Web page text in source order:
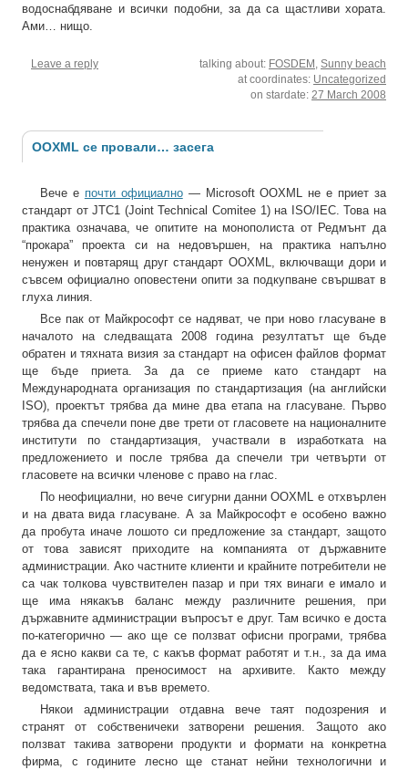
водоснабдяване и всички подобни, за да са щастливи хората.
Ами… нищо.
Leave a reply talking about: FOSDEM
Sunny beach
at coordinates: Uncategorized
on stardate: 27 March 2008
OOXML се провали… засега
Вече е почти официално— Microsoft OOXML не е приет за
стандарт от JTC1 (Joint Technical Comitee 1) на ISO/IEC. Това на
практика означава, че опитите на монополиста от Редмънт да
“прокара” проекта си на недовършен, на практика напълно
ненужен и повтарящ друг стандарт OOXML, включващи дори и
съвсем официално оповестени опити за подкупване свършват в
глуха линия.
Все пак от Майкрософт се надяват, че при ново гласуване в
началото на следващата 2008 година резултатът ще бъде
обратен и тяхната визия за стандарт на офисен файлов формат
ще бъде приета. За да се приеме като стандарт на
Международната организация по стандартизация (на английски
ISO), проектът трябва да мине два етапа на гласуване. Първо
трябва да спечели поне две трети от гласовете на националните
институти по стандартизация, участвали в изработката на
предложението и после трябва да спечели три четвърти от
гласовете на всички членове с право на глас.
По неофициални, но вече сигурни данни OOXML е отхвърлен
и на двата вида гласуване. А за Майкрософт е особено важно
да пробута иначе лошото си предложение за стандарт, защото
от това зависят приходите на компанията от държавните
администрации. Ако частните клиенти и крайните потребители не
са чак толкова чувствителен пазар и при тях винаги е имало и
ще има някакъв баланс между различните решения, при
държавните администрации въпросът е друг. Там всичко е доста
по-категорично — ако ще се ползват офисни програми, трябва
да е ясно какви са те, с какъв формат работят и т.н., за да има
така гарантирана преносимост на архивите. Както между
ведомствата, така и във времето.
Някои администрации отдавна вече таят подозрения и
странят от собственичеки затворени решения. Защото ако
ползват такива затворени продукти и формати на конкретна
фирма, с годините лесно ще станат нейни технологични и